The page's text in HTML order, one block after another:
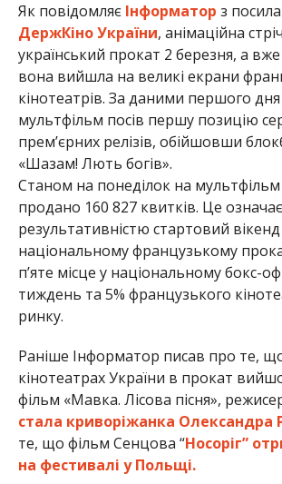
Як повідомляє Інформатор з
ДержКіно України, анімаційна
український прокат 2 березня, а
вона вийшла на великі екрани
кінотеатрів. За даними першого
мультфільм посів першу позицію
прем’єрних релізів, обійшовши
«Шазам! Лють богів».
Станом на понеділок на мультфільм
продано 160 827 квитків. Це
результативністю стартовий вікенд
національному французькому
п’яте місце у національному бокс-
тиждень та 5% французького
ринку.
Раніше Інформатор писав про те,
кінотеатрах України в прокат
фільм «Мавка. Лісова пісня»,
стала криворіжанка Олександра
те, що фільм Сенцова “Носоріг”
на фестивалі у Польщі.